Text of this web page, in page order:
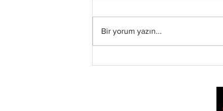
Bir yorum yazın...